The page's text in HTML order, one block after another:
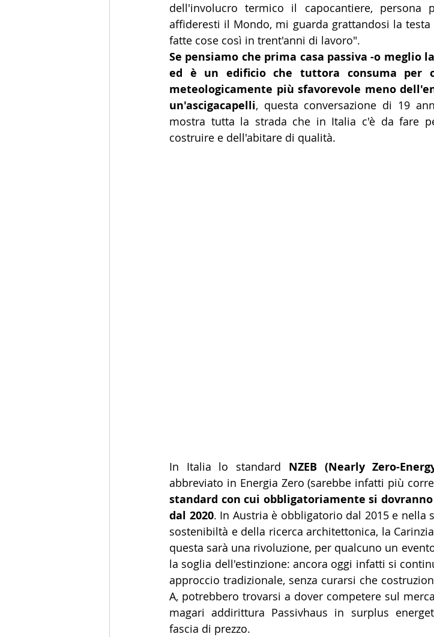
dell'involucro termico il capocantiere, persona
affideresti il Mondo, mi guarda grattandosi la
fatte cose così in trent'anni di lavoro".
Se pensiamo che prima casa passiva -o meglio
ed è un edificio che tuttora consuma per
meteologicamente più sfavorevole meno
un'ascigacapelli, questa conversazione di 19
mostra tutta la strada che in Italia c'è da fare
costruire e dell'abitare di qualità.
In Italia lo standard NZEB (Nearly Zero-
abbreviato in Energia Zero (sarebbe infatti più
standard con cui obbligatoriamente si
dal 2020. In Austria è obbligatorio dal 2015 e nella
sostenibiltà e della ricerca architettonica, la
questa sarà una rivoluzione, per qualcuno un
la soglia dell'estinzione: ancora oggi infatti si
approccio tradizionale, senza curarsi che
A, potrebbero trovarsi a dover competere sul
magari addirittura Passivhaus in surplus
fascia di prezzo.